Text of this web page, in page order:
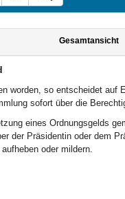
Gesamtansicht
worden, so entscheidet auf
sofort über die
eines Ordnungsgelds
der Präsidentin oder dem
oder mildern.